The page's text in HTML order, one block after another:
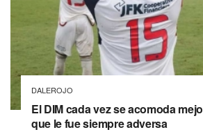
DALEROJO
El DIM cada vez se acomoda
que le fue siempre adversa